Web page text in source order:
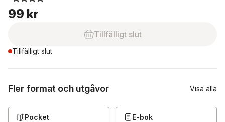
99 kr
Tillfälligt slut
Tillfälligt slut
Fler format och utgåvor Visa alla
Pocket
E-bok